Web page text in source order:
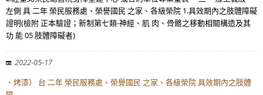
左側 具 二年 榮民服務處、榮譽國民 之家、各級榮院 1.具效期內之肢體障礙
證明(檢附 正本驗證；新制第七類-神經、肌 肉、骨骼之移動相關構造及其
功 能 05 肢體障礙者)
2022-05-17
、烤漆） 台 二年 榮民服務處、榮譽國民 之家、各級榮院 具效期內之肢體